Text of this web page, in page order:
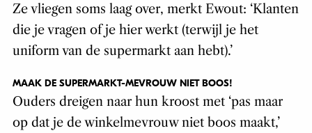
Ze vliegen soms laag over, merkt Ewout: ‘Klanten
die je vragen of je hier werkt (terwijl je het
uniform van de supermarkt aan hebt).’
MAAK DE SUPERMARKT-MEVROUW NIET BOOS!
Ouders dreigen naar hun kroost met ‘pas maar
op dat je de winkelmevrouw niet boos maakt,’